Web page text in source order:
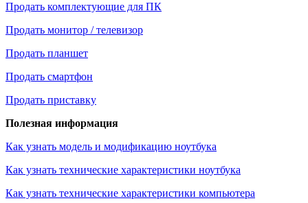
Продать комплектующие для ПК
Продать монитор / телевизор
Продать планшет
Продать смартфон
Продать приставку
Полезная информация
Как узнать модель и модификацию ноутбука
Как узнать технические характеристики ноутбука
Как узнать технические характеристики компьютера